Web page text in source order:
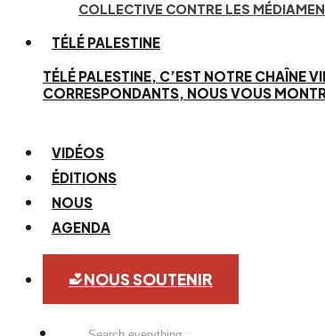
COLLECTIVE CONTRE LES
TÉLÉ PALESTINE
TÉLÉ PALESTINE, C’EST NOTRE CHAÎNE
CORRESPONDANTS, NOUS VOUS
VIDÉOS
ÉDITIONS
NOUS
AGENDA
NOUS SOUTENIR
Search